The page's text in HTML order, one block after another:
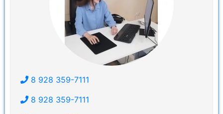
8 928 359-7111
8 928 359-7111